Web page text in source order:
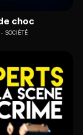
choc
SOCIÉTÉ